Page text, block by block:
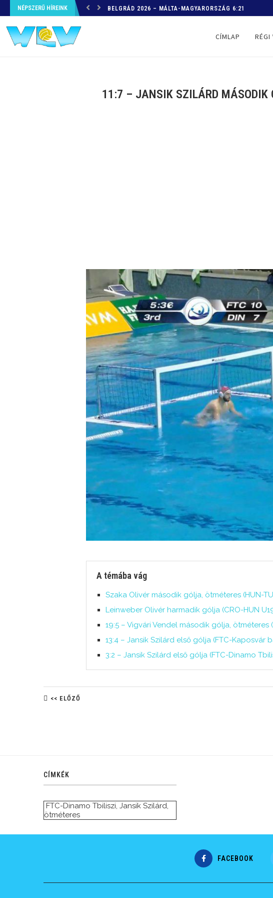
NÉPSZERŰ HÍREINK BELGRÁD 2026 – MÁLTA-MAGYARORSZÁG 6:21
CÍMLAP RÉGI
11:7 – JANSIK SZILÁRD
A témába vág
Szaka Olivér második gólja, ötméteres (HUN-
Leinweber Olivér harmadik gólja (CRO-HUN
19:5 – Vigvári Vendel második gólja, ötméteres
13:4 – Jansik Szilárd első gólja (FTC-Kaposvár
3:2 – Jansik Szilárd első gólja (FTC-Dinamo
<< ELŐZŐ
CÍMKÉK
FTC-Dinamo Tbiliszi, Jansik Szilárd,
ötméteres
FACEBOOK